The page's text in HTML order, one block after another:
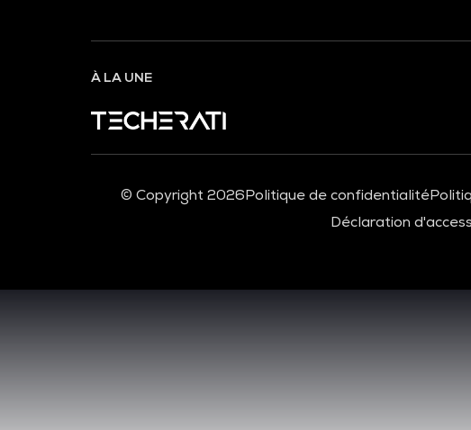
À LA UNE
© Copyright 2026Politique de confidentialité
Déclaration